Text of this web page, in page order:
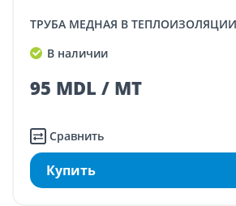
ТРУБА МЕДНАЯ В ТЕПЛОИЗОЛЯЦИИ
В наличии
95 MDL / MT
Сравнить
Купить